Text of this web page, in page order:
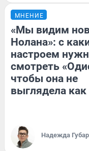
МНЕНИЕ
«Мы видим
Нолана»: с
настроем
смотреть
чтобы она не
выглядела
Надежда